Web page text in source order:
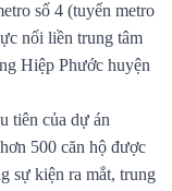
số 4 (tuyến metro
nối liền trung tâm
Hiệp Phước huyện
tiên của dự án
500 căn hộ được
sự kiện ra mắt, trung